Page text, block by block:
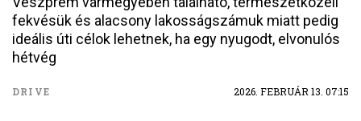
fekvésük és alacsony lakosságszámuk miatt pedig
ideális úti célok lehetnek, ha egy nyugodt, elvonulós
hétvég
DRIVE 2026. FEBRUÁR 13. 07:15